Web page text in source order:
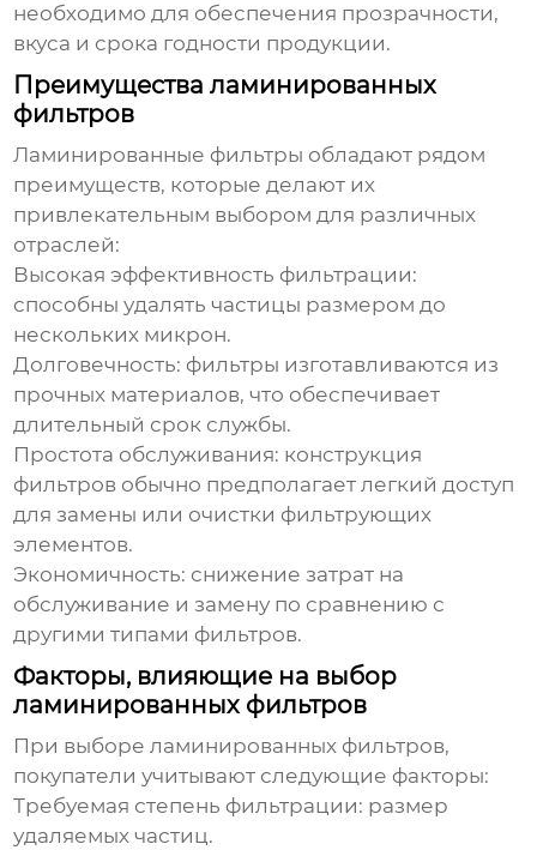
необходимо для обеспечения прозрачности,
вкуса и срока годности продукции.
Преимущества ламинированных
фильтров
Ламинированные фильтры обладают рядом
преимуществ, которые делают их
привлекательным выбором для различных
отраслей:
Высокая эффективность фильтрации:
способны удалять частицы размером до
нескольких микрон.
Долговечность: фильтры изготавливаются из
прочных материалов, что обеспечивает
длительный срок службы.
Простота обслуживания: конструкция
фильтров обычно предполагает легкий доступ
для замены или очистки фильтрующих
элементов.
Экономичность: снижение затрат на
обслуживание и замену по сравнению с
другими типами фильтров.
Факторы, влияющие на выбор
ламинированных фильтров
При выбореламинированных фильтров,
покупатели учитывают следующие факторы:
Требуемая степень фильтрации: размер
удаляемых частиц.